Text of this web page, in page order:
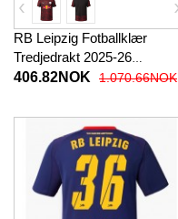
RB Leipzig Fotballklær
Tredjedrakt 2025-26
Kortermet
406.82NOK 1.070.66NOK